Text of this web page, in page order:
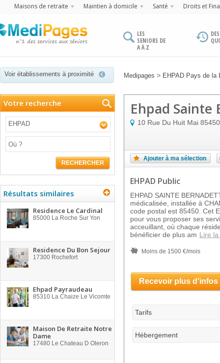
Maisons de retraite Maintien à domicile Santé Droits et
LES
SENIORS DE
A À Z
Voir établissements à proximité Medipages > EHPAD Pays de la
Votre recherche
EHPAD
RECHERCHER
Résultats similaires
Residence Le Cardinal
85000 La Roche Sur Yon
Residence Du Bon Sejour
17300 Rochefort
Ehpad Payraudeau
85310 La Chaize Le Vicomte
Maison De Retraite Notre
Dame
17480 Le Chateau D Oleron
Ehpad Sainte
10 Rue Du Huit Mai 85450
Ajouter à ma sélection
EHPAD Public
EHPAD SAINTE
médicalisée, installée à
code postal est 85450. Cet
pour vous proposer ses
acceuillant, où chaque
bénéficier de plus am Lire
Moins de 1500 €/mois
Recevoir plus d'infos
Tarifs
Hébergement